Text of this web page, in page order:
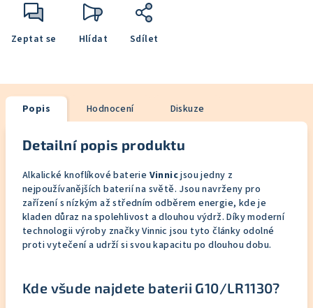
Zeptat se Hlídat Sdílet
Popis Hodnocení Diskuze
Detailní popis produktu
Alkalické knoflíkové baterie Vinnicjsou jedny z
nejpoužívanějších baterií na světě. Jsou navrženy pro
zařízení s nízkým až středním odběrem energie, kde je
kladen důraz na spolehlivost a dlouhou výdrž. Díky moderní
technologii výroby značky Vinnic jsou tyto články odolné
proti vytečení a udrží si svou kapacitu po dlouhou dobu.
Kde všude najdete baterii G10/LR1130?